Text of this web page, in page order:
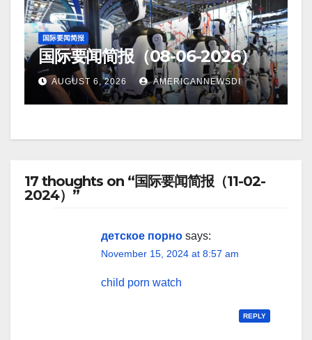
国际要闻简报
国际要闻简报（08-06-2026）
AUGUST 6, 2026 AMERICANNEWSDI
17 thoughts on “国际要闻简报（11-02-
2024）”
детское порно says:
November 15, 2024 at 8:57 am
child porn watch
REPLY